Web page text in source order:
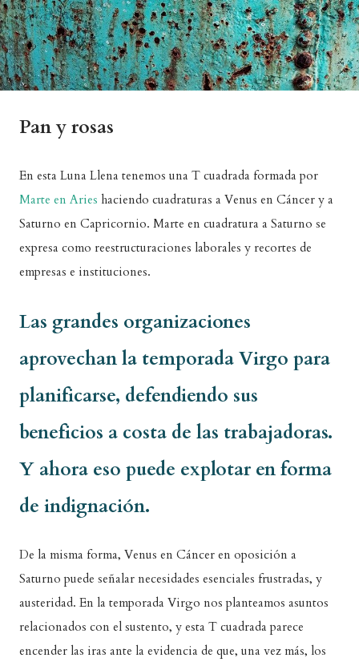
Pan y rosas
En esta Luna Llena tenemos una T cuadrada formada por
Marte en Aries haciendo cuadraturas a Venus en Cáncer y a
Saturno en Capricornio. Marte en cuadratura a Saturno se
expresa como reestructuraciones laborales y recortes de
empresas e instituciones.
Las grandes organizaciones
aprovechan la temporada Virgo para
planificarse, defendiendo sus
beneficios a costa de las trabajadoras.
Y ahora eso puede explotar en forma
de indignación.
De la misma forma, Venus en Cáncer en oposición a
Saturno puede señalar necesidades esenciales frustradas, y
austeridad. En la temporada Virgo nos planteamos asuntos
relacionados con el sustento, y esta T cuadrada parece
encender las iras ante la evidencia de que, una vez más, los